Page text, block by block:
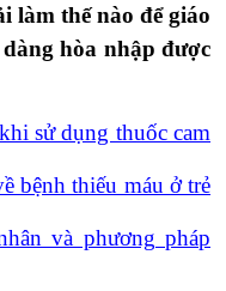
làm thế nào để giáo
hòa nhập được
sử dụng thuốc cam
bệnh thiếu máu ở trẻ
và phương pháp